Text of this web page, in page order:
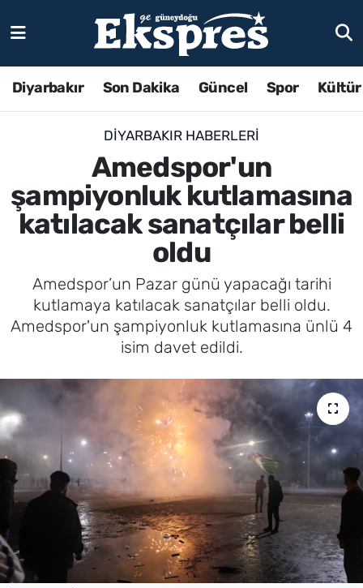
Diyarbakır Son Dakika Güncel Spor
DIYARBAKIR HABERLERI
Amedspor'un
şampiyonluk kutlamasına
katılacak sanatçılar belli
oldu
Amedspor’un Pazar günü yapacağı tarihi
kutlamaya katılacak sanatçılar belli oldu.
Amedspor'un şampiyonluk kutlamasına ünlü 4
isim davet edildi.